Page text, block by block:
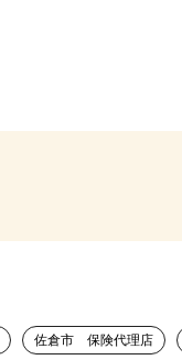
佐倉市 保険代理店